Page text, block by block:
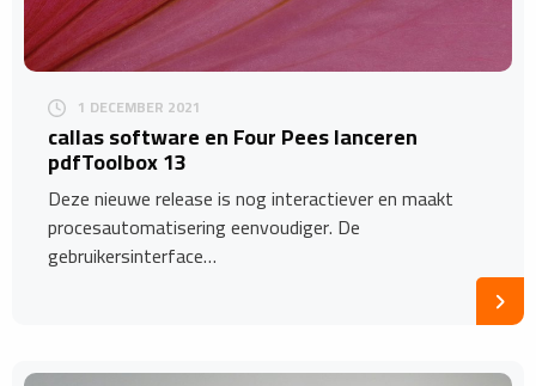
1 DECEMBER 2021
callas software en Four Pees lanceren
pdfToolbox 13
Deze nieuwe release is nog interactiever en maakt
procesautomatisering eenvoudiger. De
gebruikersinterface…